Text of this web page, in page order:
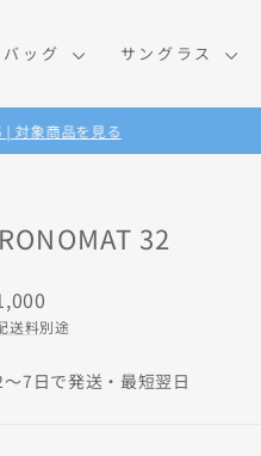
バッグ サングラス
対象商品を見る
32
送料別途
7日で発送・最短翌日